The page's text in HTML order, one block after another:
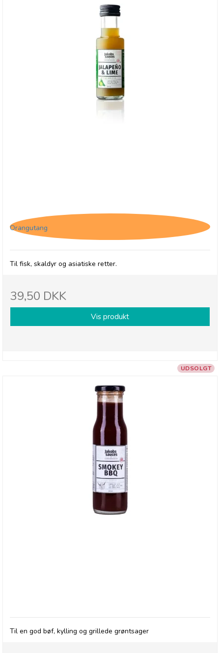
Orangutang
Til fisk, skaldyr og asiatiske retter.
39,50 DKK
Vis produkt
UDSOLGT
Til en god bøf, kylling og grillede grøntsager